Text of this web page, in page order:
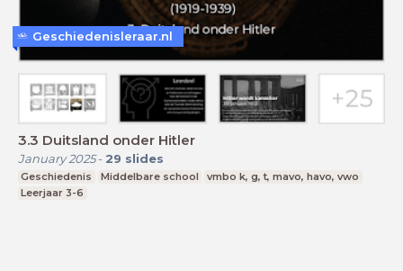
3.3 Duitsland onder Hitler
January 2025- 29 slides
Geschiedenis Middelbare school
vmbo k, g, t, mavo, havo, vwo
Leerjaar 3-6
Geschiedenisleraar.nl